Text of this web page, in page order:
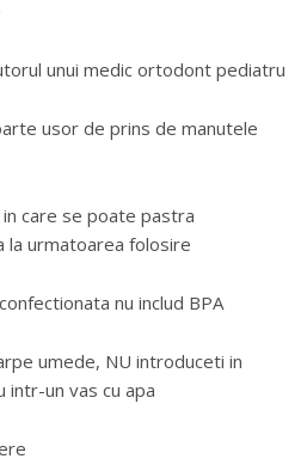
unui medic ortodont pediatru
usor de prins de manutele
care se poate pastra
la urmatoarea folosire
nu includ BPA
umede, NU introduceti in
intr-un vas cu apa